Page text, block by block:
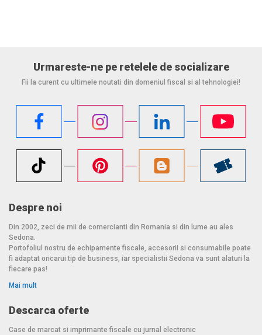
Urmareste-ne pe retelele de socializare
Fii la curent cu ultimele noutati din domeniul fiscal si al tehnologiei!
Despre noi
Din 2002, zeci de mii de comercianti din Romania si din lume au ales
Sedona.
Portofoliul nostru de echipamente fiscale, accesorii si consumabile poate
fi adaptat oricarui tip de business, iar specialistii Sedona va sunt alaturi la
fiecare pas!
Mai mult
Descarca oferte
Case de marcat si imprimante fiscale cu jurnal electronic